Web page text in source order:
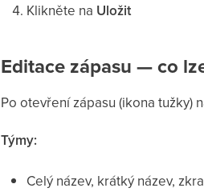
Klikněte na Uložit
Editace zápasu — co
Po otevření zápasu (ikona tužky)
Týmy:
Celý název, krátký název,